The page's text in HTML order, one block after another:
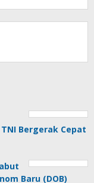
Bergerak Cepat
Baru (DOB)